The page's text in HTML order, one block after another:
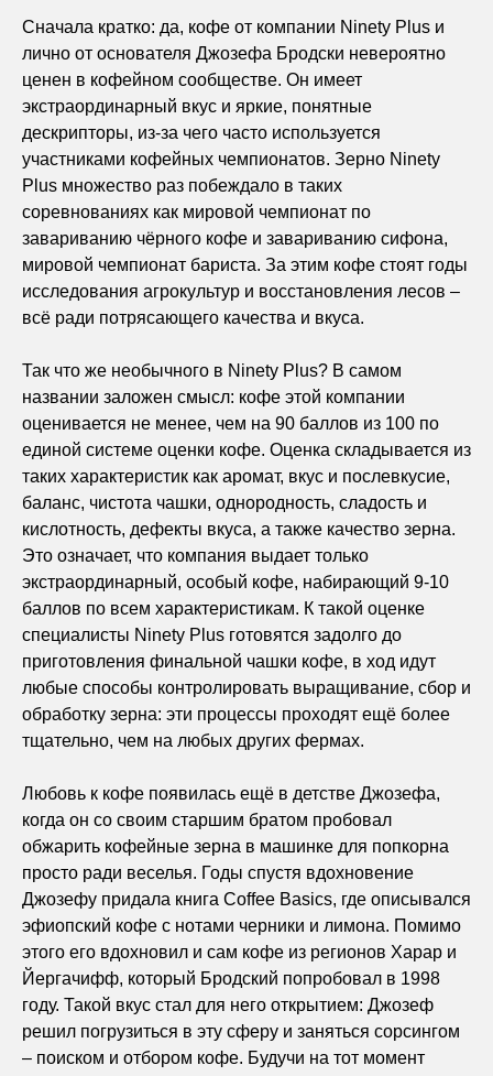
Сначала кратко: да, кофе от компании Ninety Plus и
лично от основателя Джозефа Бродски невероятно
ценен в кофейном сообществе. Он имеет
экстраординарный вкус и яркие, понятные
дескрипторы, из-за чего часто используется
участниками кофейных чемпионатов. Зерно Ninety
Plus множество раз побеждало в таких
соревнованиях как мировой чемпионат по
завариванию чёрного кофе и завариванию сифона,
мировой чемпионат бариста. За этим кофе стоят годы
исследования агрокультур и восстановления лесов –
всё ради потрясающего качества и вкуса.
Так что же необычного в Ninety Plus? В самом
названии заложен смысл: кофе этой компании
оценивается не менее, чем на 90 баллов из 100 по
единой системе оценки кофе. Оценка складывается из
таких характеристик как аромат, вкус и послевкусие,
баланс, чистота чашки, однородность, сладость и
кислотность, дефекты вкуса, а также качество зерна.
Это означает, что компания выдает только
экстраординарный, особый кофе, набирающий 9-10
баллов по всем характеристикам. К такой оценке
специалисты Ninety Plus готовятся задолго до
приготовления финальной чашки кофе, в ход идут
любые способы контролировать выращивание, сбор и
обработку зерна: эти процессы проходят ещё более
тщательно, чем на любых других фермах.
Любовь к кофе появилась ещё в детстве Джозефа,
когда он со своим старшим братом пробовал
обжарить кофейные зерна в машинке для попкорна
просто ради веселья. Годы спустя вдохновение
Джозефу придала книга Coffee Basics, где описывался
эфиопский кофе с нотами черники и лимона. Помимо
этого его вдохновил и сам кофе из регионов Харар и
Йергачифф, который Бродский попробовал в 1998
году. Такой вкус стал для него открытием: Джозеф
решил погрузиться в эту сферу и заняться сорсингом
– поиском и отбором кофе. Будучи на тот момент